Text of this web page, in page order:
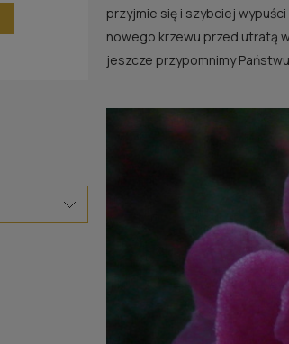
do koszyka
przyjmie się i szybciej
nowego krzewu przed utratą
jeszcze przypomnimy